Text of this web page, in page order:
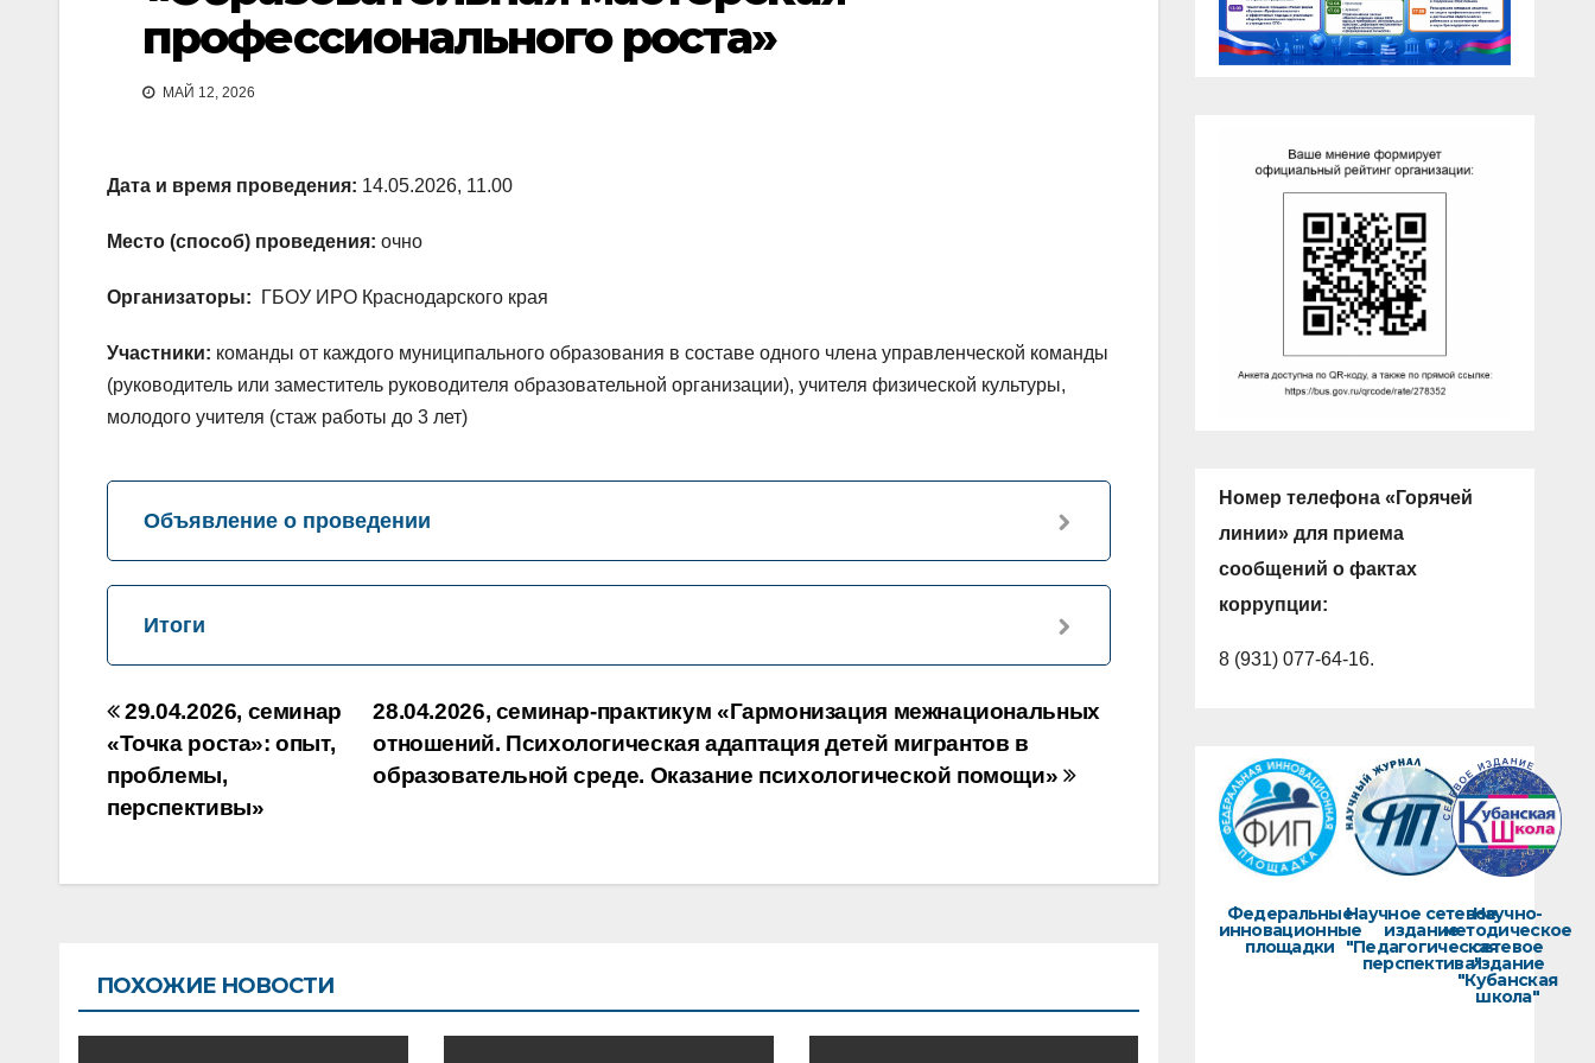
профессионального роста»
МАЙ 12, 2026
Дата и время проведения: 14.05.2026, 11.00
Место (способ) проведения: очно
Организаторы: ГБОУ ИРО Краснодарского края
Участники: команды от каждого муниципального образования в составе одного члена управленческой команды
(руководитель или заместитель руководителя образовательной организации), учителя физической культуры,
молодого учителя (стаж работы до 3 лет)
Объявление о проведении
Итоги
Навигация
по
записям
28.04.2026, семинар-практикум «Гармонизация межнациональных
отношений. Психологическая адаптация детей мигрантов в
образовательной среде. Оказание психологической помощи»
29.04.2026, семинар
«Точка роста»: опыт,
проблемы,
перспективы»
ПОХОЖИЕ НОВОСТИ
Номер телефона «Горячей
линии» для приема
сообщений о фактах
коррупции:
8 (931) 077-64-16.
Федеральные
инновационные
площадки
Научное сетевое
издание
"Педагогическая
перспектива"
Научно-
методическое
сетевое
издание
"Кубанская
школа"